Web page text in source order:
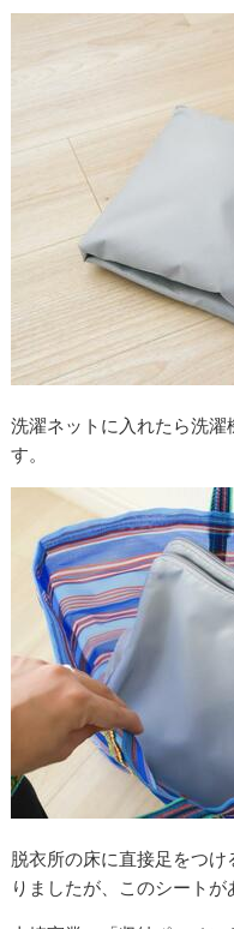
洗濯ネットに入れたら洗
す。
脱衣所の床に直接足をつ
りましたが、このシート